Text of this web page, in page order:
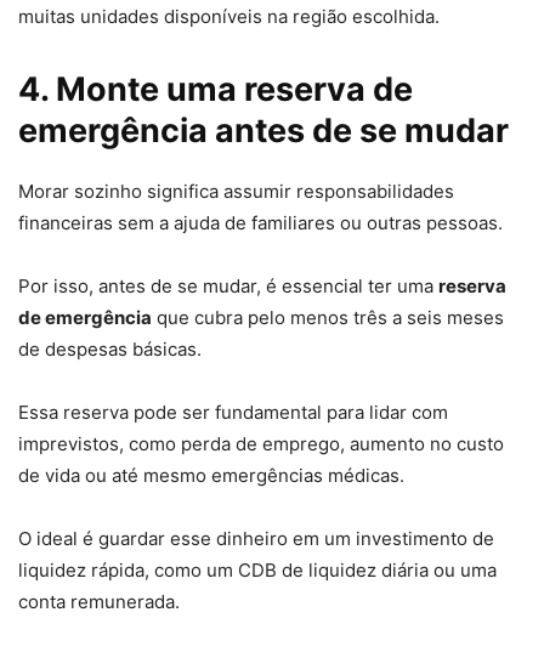
muitas unidades disponíveis na região escolhida.
4. Monte uma reserva de
emergência antes de se mudar
Morar sozinho significa assumir responsabilidades
financeiras sem a ajuda de familiares ou outras pessoas.
Por isso, antes de se mudar, é essencial ter uma reserva
de emergência que cubra pelo menos três a seis meses
de despesas básicas.
Essa reserva pode ser fundamental para lidar com
imprevistos, como perda de emprego, aumento no custo
de vida ou até mesmo emergências médicas.
O ideal é guardar esse dinheiro em um investimento de
liquidez rápida, como um CDB de liquidez diária ou uma
conta remunerada.